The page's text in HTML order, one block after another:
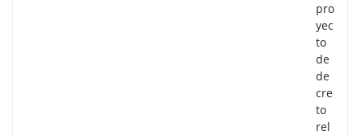
pro
yec
to
de
de
cre
to
rel